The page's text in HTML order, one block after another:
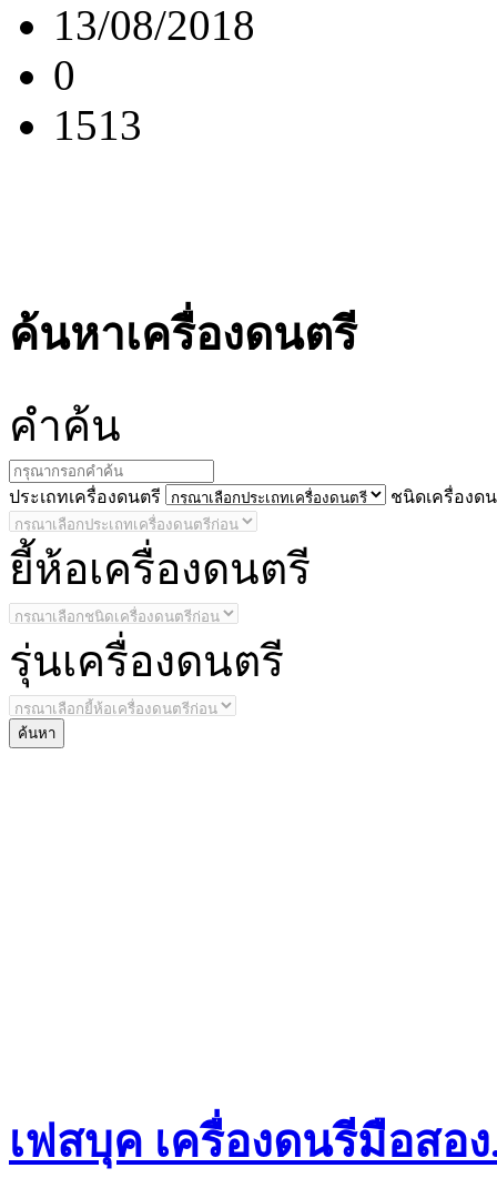
13/08/2018
0
1513
ค้นหาเครื่องดนตรี
คำค้น
ประเถทเครื่องดนตรี ชนิดเครื่องด
ยี้ห้อเครื่องดนตรี
รุ่นเครื่องดนตรี
เฟสบุค เครื่องดนรีมือสอง